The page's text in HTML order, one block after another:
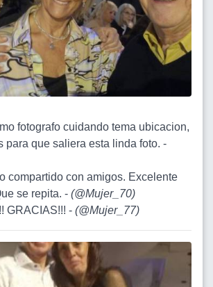
fotografo cuidando tema ubicacion,
para que saliera esta linda foto. -
compartido con amigos. Excelente
se repita. - (@Mujer_70)
GRACIAS!!! - (@Mujer_77)